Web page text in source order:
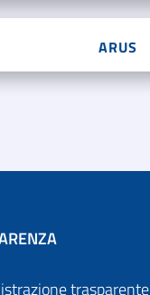
ARUS
trasparente